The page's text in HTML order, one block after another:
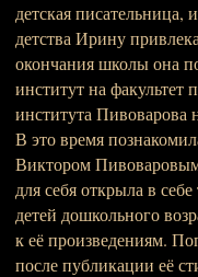
детская писательница,
детства Ирину
окончания школы она
институт на факультет
института Пивоварова
В это время
Виктором
для себя открыла в
детей дошкольного
к её произведениям.
после публикации её